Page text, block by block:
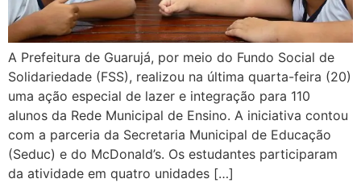
A Prefeitura de Guarujá, por meio do Fundo Social de
Solidariedade (FSS), realizou na última quarta-feira (20)
uma ação especial de lazer e integração para 110
alunos da Rede Municipal de Ensino. A iniciativa contou
com a parceria da Secretaria Municipal de Educação
(Seduc) e do McDonald’s. Os estudantes participaram
da atividade em quatro unidades […]